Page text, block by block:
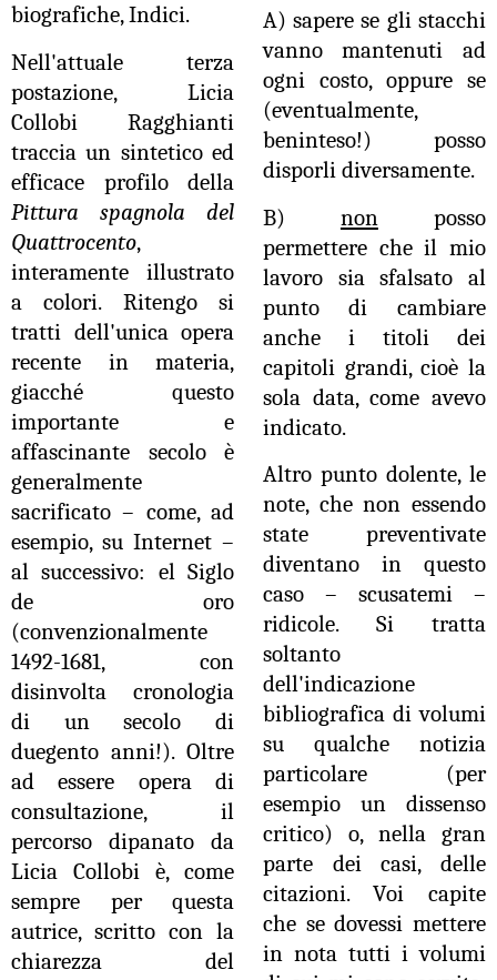
biografiche, Indici.
Nell'attuale terza
postazione, Licia
Collobi Ragghianti
traccia un sintetico ed
efficace profilo della
Pittura spagnola del
Quattrocento,
interamente illustrato
a colori. Ritengo si
tratti dell'unica opera
recente in materia,
giacché questo
importante e
affascinante secolo è
generalmente
sacrificato – come, ad
esempio, su Internet –
al successivo: el Siglo
de oro
(convenzionalmente
1492-1681, con
disinvolta cronologia
di un secolo di
duegento anni!). Oltre
ad essere opera di
consultazione, il
percorso dipanato da
Licia Collobi è, come
sempre per questa
autrice, scritto con la
chiarezza del
A) sapere se gli stacchi
vanno mantenuti ad
ogni costo, oppure se
(eventualmente,
beninteso!) posso
disporli diversamente.
B) non posso
permettere che il mio
lavoro sia sfalsato al
punto di cambiare
anche i titoli dei
capitoli grandi, cioè la
sola data, come avevo
indicato.
Altro punto dolente, le
note, che non essendo
state preventivate
diventano in questo
caso – scusatemi –
ridicole. Si tratta
soltanto
dell'indicazione
bibliografica di volumi
su qualche notizia
particolare (per
esempio un dissenso
critico) o, nella gran
parte dei casi, delle
citazioni. Voi capite
che se dovessi mettere
in nota tutti i volumi